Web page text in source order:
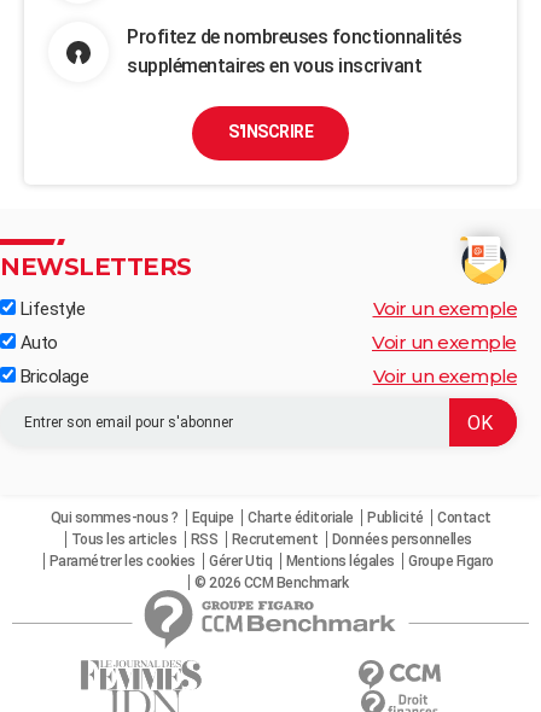
Profitez de nombreuses fonctionnalités
supplémentaires en vous inscrivant
S'INSCRIRE
NEWSLETTERS
Lifestyle Voir un exemple
Auto Voir un exemple
Bricolage Voir un exemple
Qui sommes-nous ? Equipe Charte éditoriale Publicité
Contact
Tous les articles
RSS Recrutement
Données personnelles
Paramétrer les cookies
Gérer Utiq Mentions légales
Groupe Figaro
© 2026 CCM Benchmark